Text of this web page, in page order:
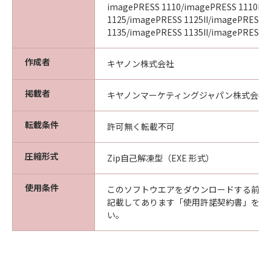
imagePRESS 1110/imagePRESS 1110II/
1125/imagePRESS 1125II/imagePRESS
1135/imagePRESS 1135II/imagePRESS
作成者 キヤノン株式会社
掲載者 キヤノンマーケティングジャパン株式会社
転載条件 許可無く転載不可
圧縮形式 Zip自己解凍型（EXE 形式）
使用条件
このソフトウエアをダウンロードする前
記載してあります「使用許諾契約書」を
い。